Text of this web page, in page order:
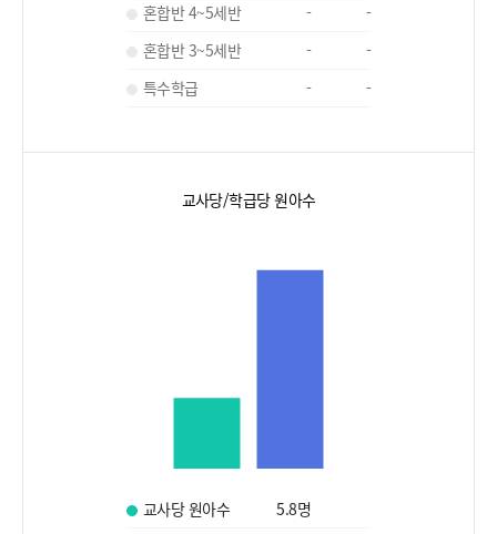
혼합반 4~5세반
-
-
혼합반 3~5세반
-
-
특수학급
- -
교사당/학급당 원아수
교사당 원아수 5.8명